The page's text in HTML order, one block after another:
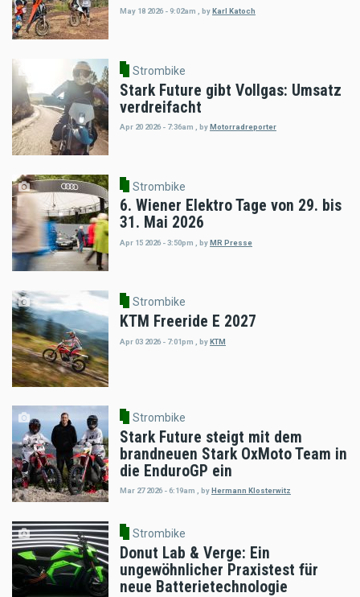
May 18 2026 - 9:02am , byKarl Katoch
Strombike
Stark Future gibt Vollgas: Umsatz
verdreifacht
Apr 20 2026 - 7:36am byMotorradreporter
Strombike
6. Wiener Elektro Tage von 29. bis
31. Mai 2026
Apr 15 2026 - 3:50pm byMR Presse
Strombike
KTM Freeride E 2027
Apr 03 2026 - 7:01pm byKTM
Strombike
Stark Future steigt mit dem
brandneuen Stark OxMoto Team in
die EnduroGP ein
Mar 27 2026 - 6:19am , byHermann Klosterwitz
Strombike
Donut Lab & Verge: Ein
ungewöhnlicher Praxistest für
neue Batterietechnologie